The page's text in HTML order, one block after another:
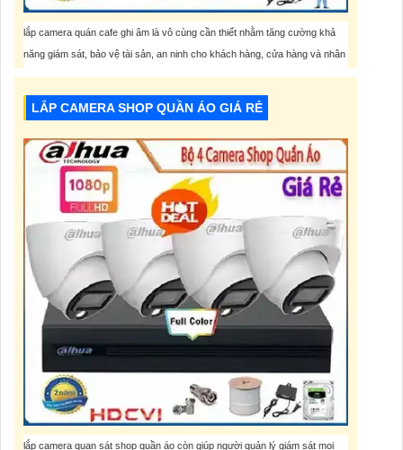
lắp camera quán cafe ghi âm là vô cùng cần thiết nhằm tăng cường khả
năng giám sát, bảo vệ tài sản, an ninh cho khách hàng, cửa hàng và nhân
viên của quán. Ngoài ra còn có thể nghe được âm thanh nhân viên phục
vụ trao đổi với khách hàng xem có lễ phép có gây khó khăn cho khách
hàng không.
8,308,000 VNĐ
LẮP CAMERA SHOP QUẦN ÁO GIÁ RẺ
lắp camera quan sát shop quần áo còn giúp người quản lý giám sát mọi